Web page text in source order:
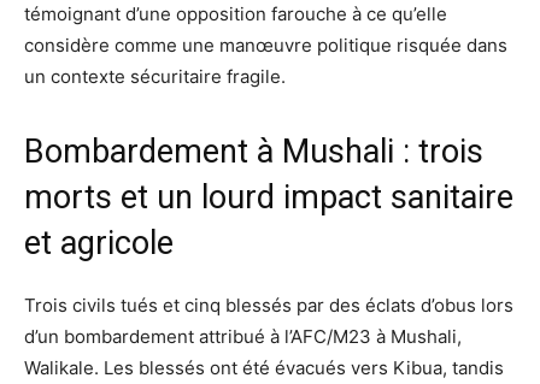
témoignant d’une opposition farouche à ce qu’elle
considère comme une manœuvre politique risquée dans
un contexte sécuritaire fragile.
Bombardement à Mushali : trois
morts et un lourd impact sanitaire
et agricole
Trois civils tués et cinq blessés par des éclats d’obus lors
d’un bombardement attribué à l’AFC/M23 à Mushali,
Walikale. Les blessés ont été évacués vers Kibua, tandis